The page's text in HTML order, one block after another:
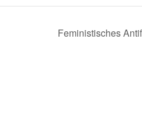
Feministisches